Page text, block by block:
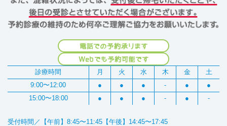
診療時間 月 火 水 木 金
土
9:00〜12:00
● ● ● - ●
●
15:00〜18:00
● ● ● - ● -
受付時間／【午前】8:45〜11:45【午後】14:45〜17:45